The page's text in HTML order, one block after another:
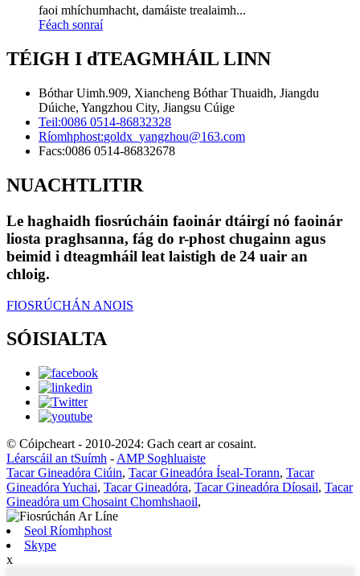
faoi mhíchumhacht, damáiste trealaimh...
Féach sonraí
TÉIGH I dTEAGMHÁIL LINN
Bóthar Uimh.909, Xiancheng Bóthar Thuaidh, Jiangdu
Dúiche, Yangzhou City, Jiangsu Cúige
Teil:0086 0514-86832328
Ríomhphost:goldx_yangzhou@163.com
Facs:0086 0514-86832678
NUACHTLITIR
Le haghaidh fiosrúcháin faoinár dtáirgí nó faoinár
liosta praghsanna, fág do r-phost chugainn agus
beimid i dteagmháil leat laistigh de 24 uair an
chloig.
FIOSRÚCHÁN ANOIS
SÓISIALTA
© Cóipcheart - 2010-2024: Gach ceart ar cosaint.
Léarscáil an tSuímh - AMP Soghluaiste
Tacar Gineadóra Ciúin, Tacar Gineadóra Íseal-Torann, Tacar
Gineadóra Yuchai, Tacar Gineadóra, Tacar Gineadóra Díosail, Tacar
Gineadóra um Chosaint Chomhshaoil,
Seol Ríomhphost
Skype
x